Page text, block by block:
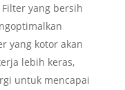
yang bersih
yang kotor akan
lebih keras,
untuk mencapai